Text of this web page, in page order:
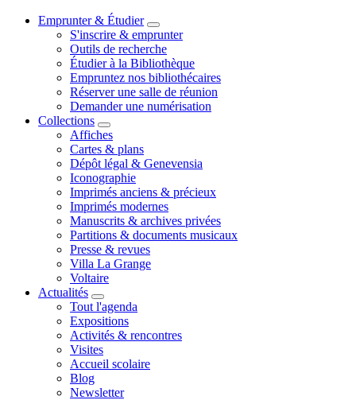
Emprunter & Étudier
S'inscrire & emprunter
Outils de recherche
Étudier à la Bibliothèque
Empruntez nos bibliothécaires
Réserver une salle de réunion
Demander une numérisation
Collections
Affiches
Cartes & plans
Dépôt légal & Genevensia
Iconographie
Imprimés anciens & précieux
Imprimés modernes
Manuscrits & archives privées
Partitions & documents musicaux
Presse & revues
Villa La Grange
Voltaire
Actualités
Tout l'agenda
Expositions
Activités & rencontres
Visites
Accueil scolaire
Blog
Newsletter